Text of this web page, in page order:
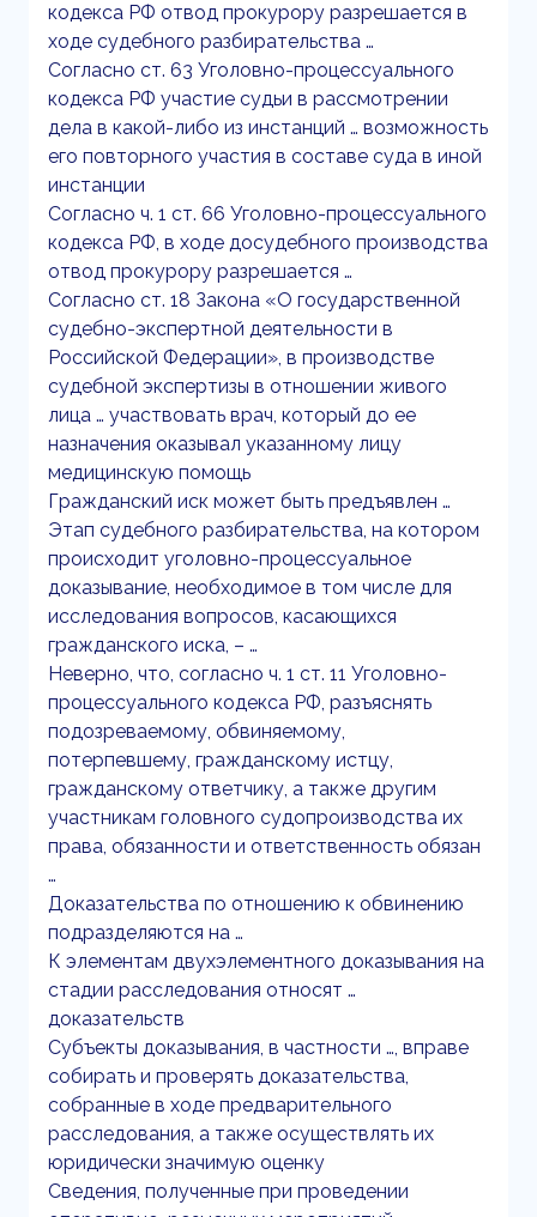
кодекса РФ отвод прокурору разрешается в
ходе судебного разбирательства …
Согласно ст. 63 Уголовно-процессуального
кодекса РФ участие судьи в рассмотрении
дела в какой-либо из инстанций … возможность
его повторного участия в составе суда в иной
инстанции
Согласно ч. 1 ст. 66 Уголовно-процессуального
кодекса РФ, в ходе досудебного производства
отвод прокурору разрешается …
Согласно ст. 18 Закона «О государственной
судебно-экспертной деятельности в
Российской Федерации», в производстве
судебной экспертизы в отношении живого
лица … участвовать врач, который до ее
назначения оказывал указанному лицу
медицинскую помощь
Гражданский иск может быть предъявлен …
Этап судебного разбирательства, на котором
происходит уголовно-процессуальное
доказывание, необходимое в том числе для
исследования вопросов, касающихся
гражданского иска, – …
Неверно, что, согласно ч. 1 ст. 11 Уголовно-
процессуального кодекса РФ, разъяснять
подозреваемому, обвиняемому,
потерпевшему, гражданскому истцу,
гражданскому ответчику, а также другим
участникам головного судопроизводства их
права, обязанности и ответственность обязан
…
Доказательства по отношению к обвинению
подразделяются на …
К элементам двухэлементного доказывания на
стадии расследования относят …
доказательств
Субъекты доказывания, в частности …, вправе
собирать и проверять доказательства,
собранные в ходе предварительного
расследования, а также осуществлять их
юридически значимую оценку
Сведения, полученные при проведении